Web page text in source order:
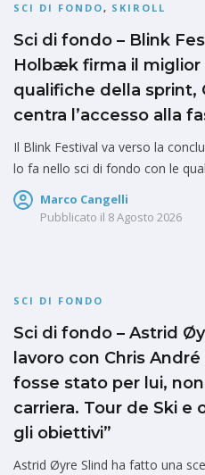
SCI DI FONDO, SKIROLL
Sci di fondo – Blink
Holbæk firma il
qualifiche della sprint,
centra l’accesso alla
Il Blink Festival va verso la
lo fa nello sci di fondo con le
Marco Cangelli
Pubblicato il 8 Agosto 2026
SCI DI FONDO
Sci di fondo – Astrid
lavoro con Chris
fosse stato per lui,
carriera. Tour de Ski e
gli obiettivi”
Astrid Øyre Slind ha fatto una